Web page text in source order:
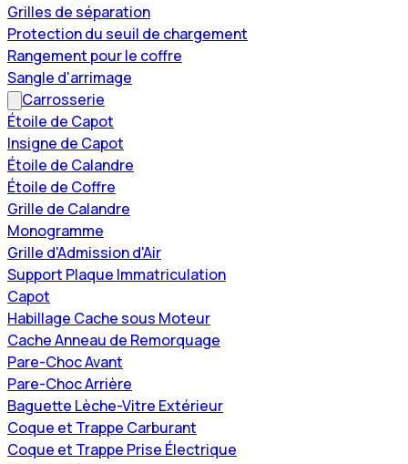
Grilles de séparation
Protection du seuil de chargement
Rangement pour le coffre
Sangle d'arrimage
Carrosserie
Étoile de Capot
Insigne de Capot
Étoile de Calandre
Étoile de Coffre
Grille de Calandre
Monogramme
Grille d'Admission d'Air
Support Plaque Immatriculation
Capot
Habillage Cache sous Moteur
Cache Anneau de Remorquage
Pare-Choc Avant
Pare-Choc Arrière
Baguette Lèche-Vitre Extérieur
Coque et Trappe Carburant
Coque et Trappe Prise Électrique